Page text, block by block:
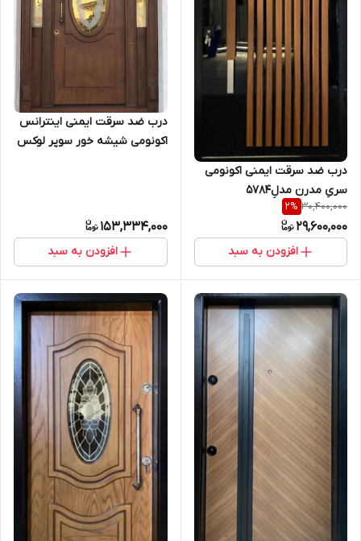
درب ضد سرقت ایمنی اکونومی
سریِ مدرن مدلِ5784
30,400,000
2%
29,600,000
افزودن به سبد
درب ضد سرقت ایمنی اینترانس
اکونومی شیشه خور سوپر لوکس
153,334,000
افزودن به سبد